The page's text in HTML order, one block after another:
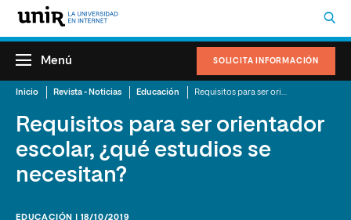
SOLICITA INFORMACIÓN
Menú
Inicio Revista - Noticias Educación
Requisitos para ser orientador
escolar, ¿qué estudios se
necesitan?
EDUCACIÓN | 18/10/2019